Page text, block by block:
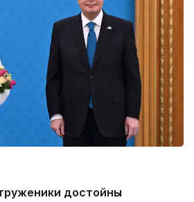
достойны